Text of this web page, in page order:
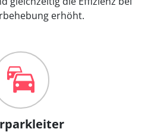
erhöht.